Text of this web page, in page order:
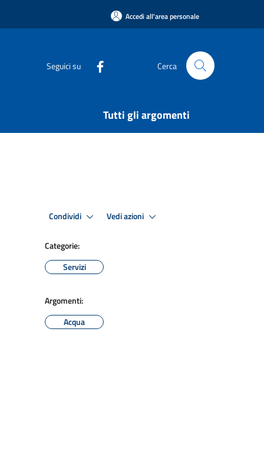
Accedi all'area personale
Seguici su Cerca
Tutti gli argomenti
Condividi Vedi azioni
Categorie:
Servizi
Argomenti:
Acqua